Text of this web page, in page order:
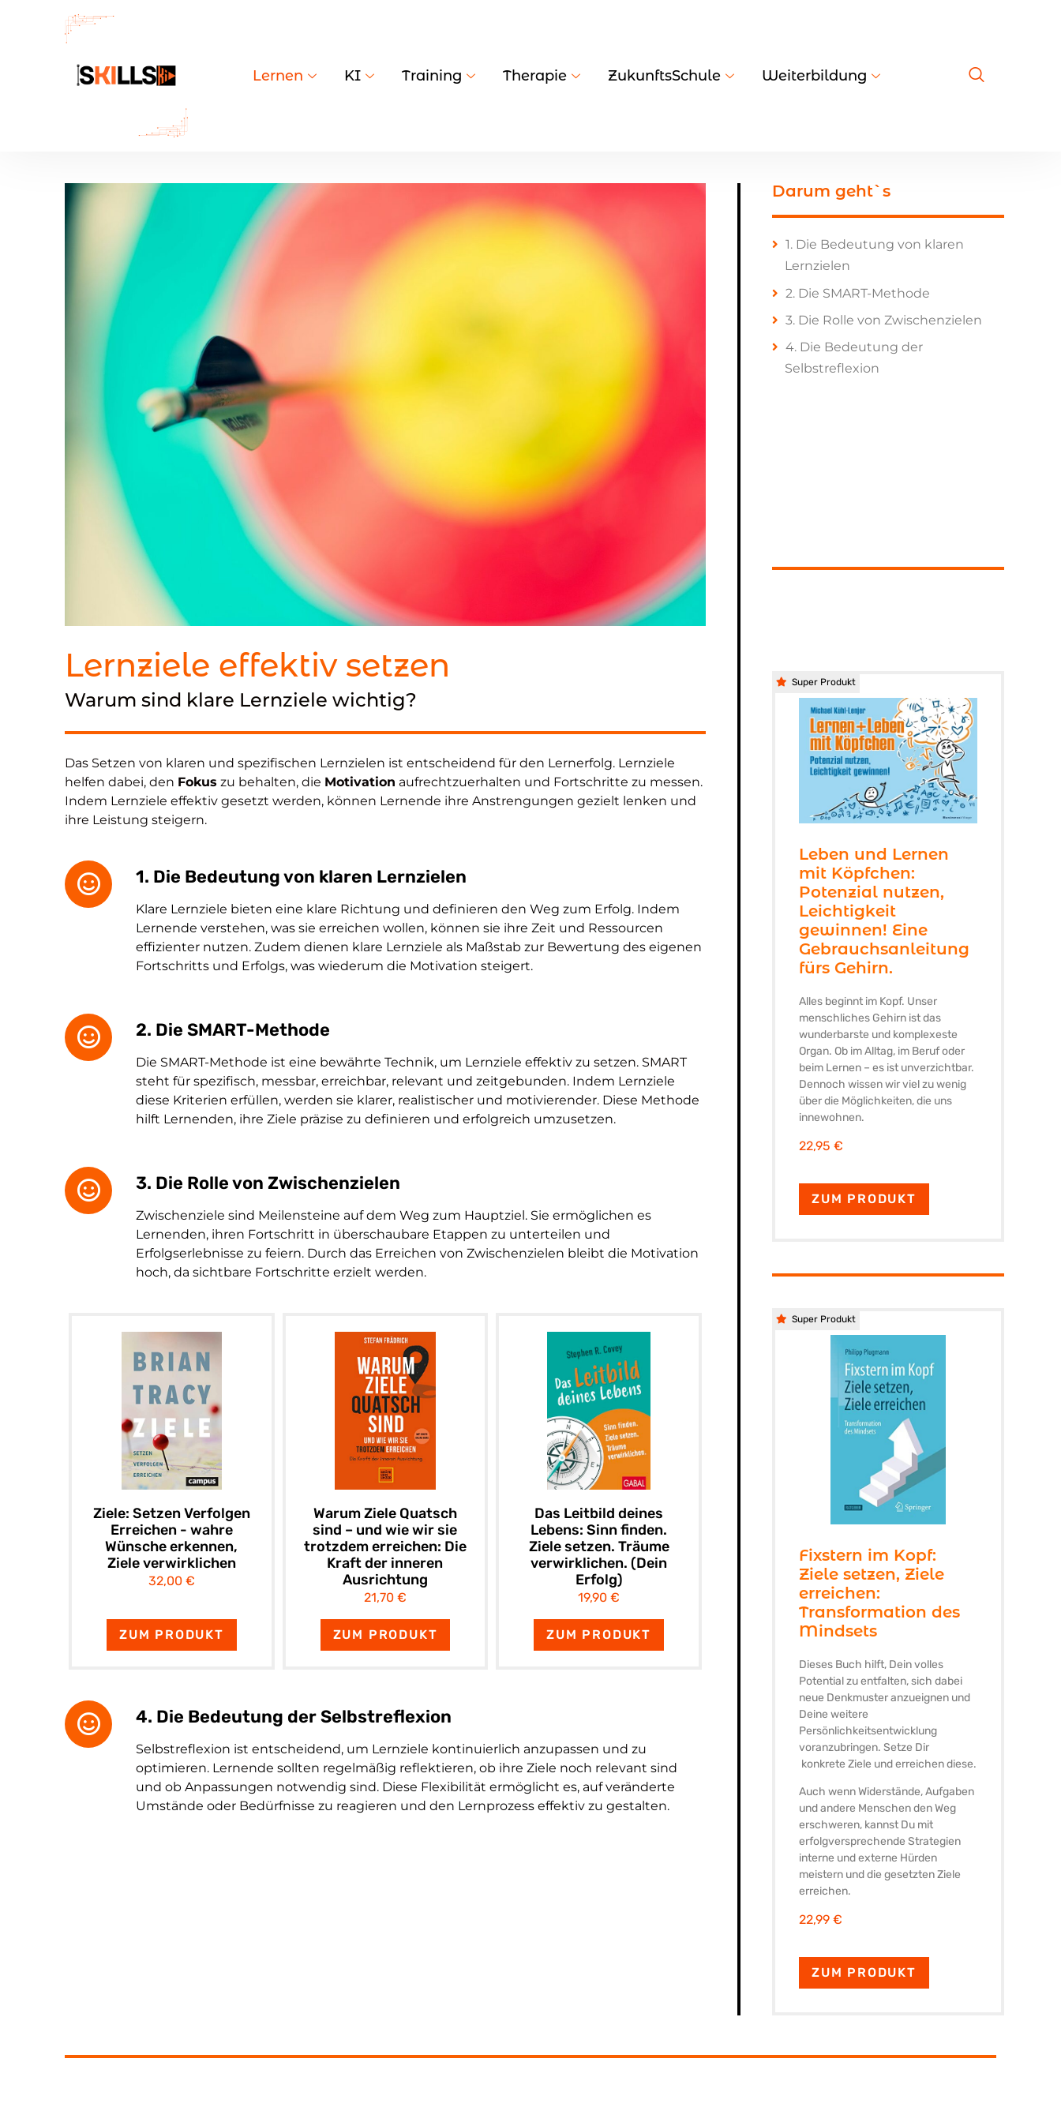
Lernen KI Training Therapie ZukunftsSchule Weiterbildung
Lernziele effektiv setzen
Warum sind klare Lernziele wichtig?
Das Setzen von klaren und spezifischen Lernzielen ist entscheidend für den Lernerfolg. Lernziele
helfen dabei, den Fokus zu behalten, die Motivation aufrechtzuerhalten und Fortschritte zu messen.
Indem Lernziele effektiv gesetzt werden, können Lernende ihre Anstrengungen gezielt lenken und
ihre Leistung steigern.
1. Die Bedeutung von klaren Lernzielen
Klare Lernziele bieten eine klare Richtung und definieren den Weg zum Erfolg. Indem
Lernende verstehen, was sie erreichen wollen, können sie ihre Zeit und Ressourcen
effizienter nutzen. Zudem dienen klare Lernziele als Maßstab zur Bewertung des eigenen
Fortschritts und Erfolgs, was wiederum die Motivation steigert.
2. Die SMART-Methode
Die SMART-Methode ist eine bewährte Technik, um Lernziele effektiv zu setzen. SMART
steht für spezifisch, messbar, erreichbar, relevant und zeitgebunden. Indem Lernziele
diese Kriterien erfüllen, werden sie klarer, realistischer und motivierender. Diese Methode
hilft Lernenden, ihre Ziele präzise zu definieren und erfolgreich umzusetzen.
3. Die Rolle von Zwischenzielen
Zwischenziele sind Meilensteine auf dem Weg zum Hauptziel. Sie ermöglichen es
Lernenden, ihren Fortschritt in überschaubare Etappen zu unterteilen und
Erfolgserlebnisse zu feiern. Durch das Erreichen von Zwischenzielen bleibt die Motivation
hoch, da sichtbare Fortschritte erzielt werden.
Ziele: Setzen Verfolgen
Erreichen - wahre
Wünsche erkennen,
Ziele verwirklichen
32,00 €
ZUM PRODUKT
Warum Ziele Quatsch
sind – und wie wir sie
trotzdem erreichen: Die
Kraft der inneren
Ausrichtung
21,70 €
ZUM PRODUKT
Das Leitbild deines
Lebens: Sinn finden.
Ziele setzen. Träume
verwirklichen. (Dein
Erfolg)
19,90 €
ZUM PRODUKT
4. Die Bedeutung der Selbstreflexion
Selbstreflexion ist entscheidend, um Lernziele kontinuierlich anzupassen und zu
optimieren. Lernende sollten regelmäßig reflektieren, ob ihre Ziele noch relevant sind
und ob Anpassungen notwendig sind. Diese Flexibilität ermöglicht es, auf veränderte
Umstände oder Bedürfnisse zu reagieren und den Lernprozess effektiv zu gestalten.
Darum geht`s
1. Die Bedeutung von klaren
Lernzielen
2. Die SMART-Methode
3. Die Rolle von Zwischenzielen
4. Die Bedeutung der
Selbstreflexion
Leben und Lernen
mit Köpfchen:
Potenzial nutzen,
Leichtigkeit
gewinnen! Eine
Gebrauchsanleitung
fürs Gehirn.
Alles beginnt im Kopf. Unser
menschliches Gehirn ist das
wunderbarste und komplexeste
Organ. Ob im Alltag, im Beruf oder
beim Lernen – es ist unverzichtbar.
Dennoch wissen wir viel zu wenig
über die Möglichkeiten, die uns
innewohnen.
22,95 €
ZUM PRODUKT
Super Produkt
Fixstern im Kopf:
Ziele setzen, Ziele
erreichen:
Transformation des
Mindsets
Dieses Buch hilft, Dein volles
Potential zu entfalten, sich dabei
neue Denkmuster anzueignen und
Deine weitere
Persönlichkeitsentwicklung
voranzubringen. Setze Dir
konkrete Ziele und erreichen diese.
Auch wenn Widerstände, Aufgaben
und andere Menschen den Weg
erschweren, kannst Du mit
erfolgversprechende Strategien
interne und externe Hürden
meistern und die gesetzten Ziele
erreichen.
22,99 €
ZUM PRODUKT
Super Produkt